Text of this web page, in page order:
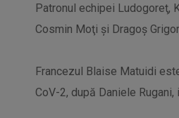
Patronul echipei Ludogoreţ,
Cosmin Moţi şi Dragoş
Francezul Blaise Matuidi
CoV-2, după Daniele